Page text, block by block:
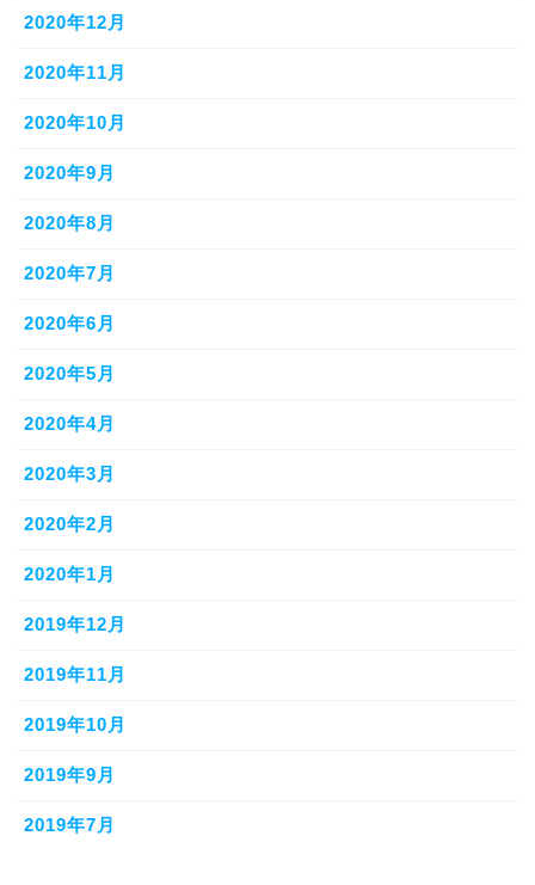
2020年12月
2020年11月
2020年10月
2020年9月
2020年8月
2020年7月
2020年6月
2020年5月
2020年4月
2020年3月
2020年2月
2020年1月
2019年12月
2019年11月
2019年10月
2019年9月
2019年7月